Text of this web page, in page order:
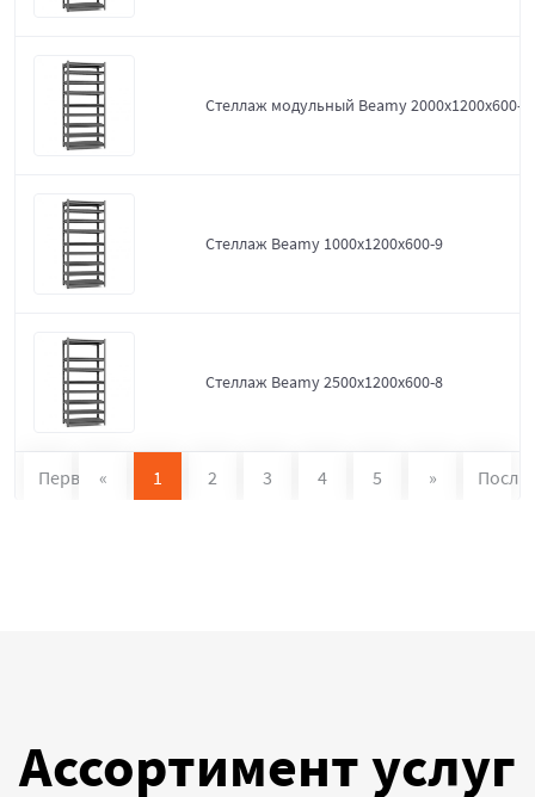
Стеллаж модульный Beamy 2000x1200x600-9
Стеллаж Beamy 1000x1200x600-9
Стеллаж Beamy 2500x1200x600-8
Первая « 1 2 3 4 5 »
Ассортимент услуг